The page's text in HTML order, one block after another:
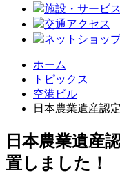
施設・サービス
交通アクセス
ネットショッ
ホーム
トピックス
空港ビル
日本農業遺産認
日本農業遺産
置しました！